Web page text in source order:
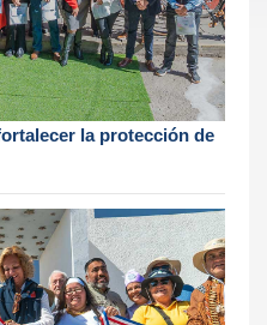
la protección de